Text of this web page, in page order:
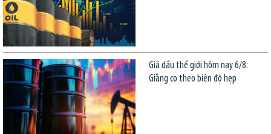
Giá dầu thế giới hôm nay 6/8:
Giằng co theo biên độ hẹp